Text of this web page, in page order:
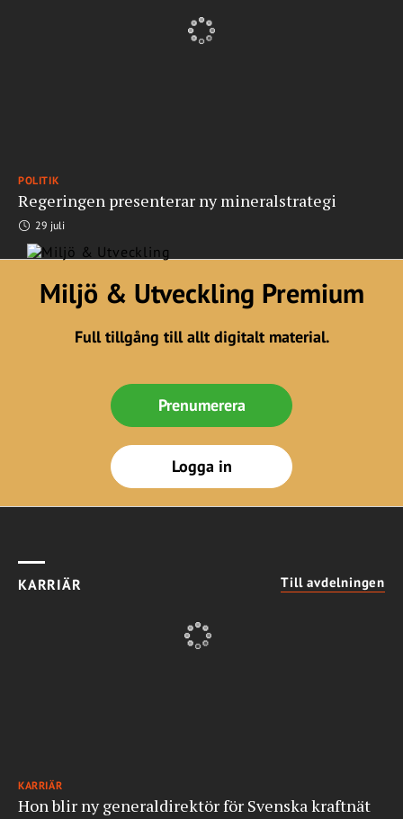
POLITIK
Regeringen presenterar ny mineralstrategi
29 juli
Miljö & Utveckling Premium
Full tillgång till allt digitalt material.
Prenumerera
Logga in
KARRIÄR Till avdelningen
KARRIÄR
Hon blir ny generaldirektör för Svenska kraftnät